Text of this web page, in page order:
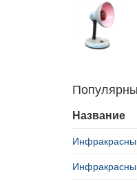
Название